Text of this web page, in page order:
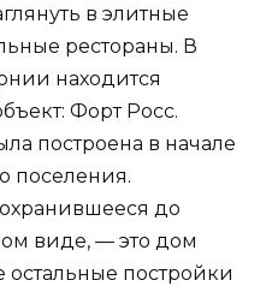
в элитные
рестораны. В
находится
Форт Росс.
построена в начале
поселения.
до
виде, — это дом
остальные постройки